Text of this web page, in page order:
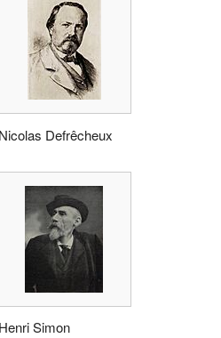
Nicolas Defrêcheux
Henri Simon